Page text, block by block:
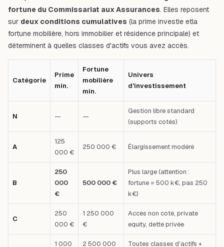
fortune du Commissariat aux Assurances. Elles reposent
sur deux conditions cumulatives (la prime investie etla
fortune mobilière, hors immobilier et résidence principale) et
déterminent à quelles classes d'actifs vous avez accès.
Catégorie
Prime
min.
Fortune
mobilière
min.
Univers
d'investissement
N — —
Gestion libre standard
(supports cotés)
A
125
000 €
250 000 € Élargissement modéré
B
250
000
€
500 000 €
Plus large (attention :
fortune = 500 k€, pas 250
k€)
C
250
000 €
1 250 000
€
Accès non coté, private
equity, dette privée
1 000 2 500 000 Toutes classes d'actifs +